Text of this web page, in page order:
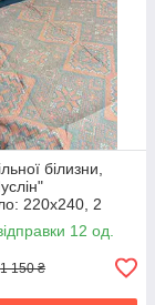
білизни,
220х240, 2
підковдра
12 од.
1 150 ₴